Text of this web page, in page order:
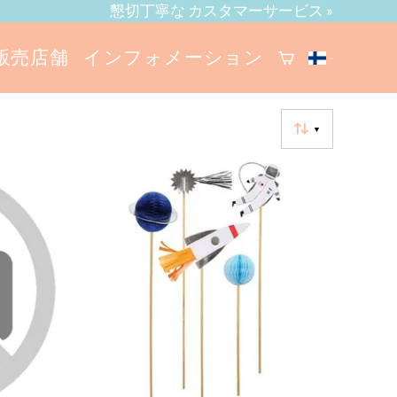
懇切丁寧な カスタマーサービス »
売店舗 インフォメーション
▼